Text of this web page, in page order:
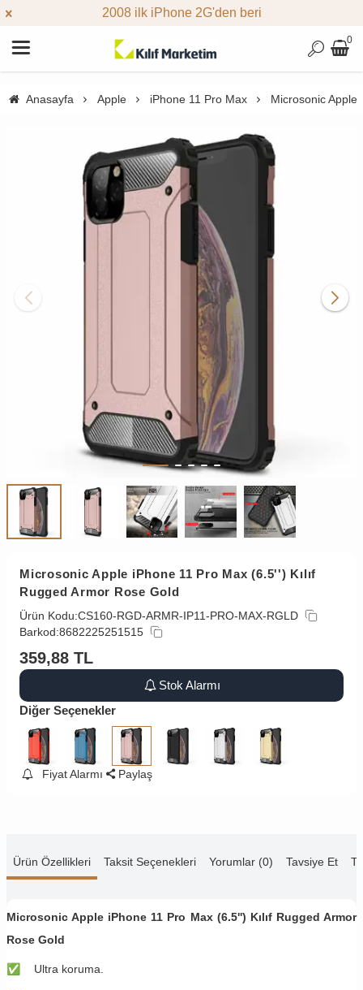
2008 ilk iPhone 2G'den beri
0
Anasayfa Apple iPhone 11 Pro Max Microsonic Apple
Microsonic Apple iPhone 11 Pro Max (6.5'') Kılıf
Rugged Armor Rose Gold
Ürün Kodu:CS160-RGD-ARMR-IP11-PRO-MAX-RGLD
Barkod:8682225251515
359,88 TL
Stok Alarmı
Diğer Seçenekler
Fiyat Alarmı Paylaş
Ürün Özellikleri Taksit Seçenekleri Yorumlar (0) Tavsiye Et
Microsonic Apple iPhone 11 Pro Max (6.5'') Kılıf Rugged Armor
Rose Gold
✅ Ultra koruma.